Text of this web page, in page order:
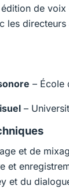
édition de
les
– École
–
et de
et
et du